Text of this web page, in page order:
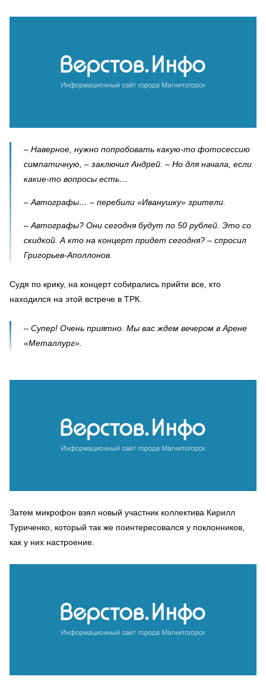
– Наверное, нужно попробовать какую-то фотосессию
симпатичную, – заключил Андрей. – Но для начала, если
какие-то вопросы есть…
– Автографы… – перебили «Иванушку» зрители.
– Автографы? Они сегодня будут по 50 рублей. Это со
скидкой. А кто на концерт придет сегодня? – спросил
Григорьев-Аполлонов.
Судя по крику, на концерт собирались прийти все, кто
находился на этой встрече в ТРК.
– Супер! Очень приятно. Мы вас ждем вечером в Арене
«Металлург».
Затем микрофон взял новый участник коллектива Кирилл
Туриченко, который так же поинтересовался у поклонников,
как у них настроение.